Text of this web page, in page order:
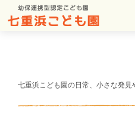
七重浜こども園の日常、小さな発見